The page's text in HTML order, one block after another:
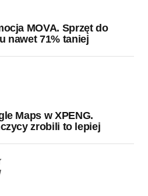
MOVA. Sprzęt do
nawet 71% taniej
Maps w XPENG.
zrobili to lepiej